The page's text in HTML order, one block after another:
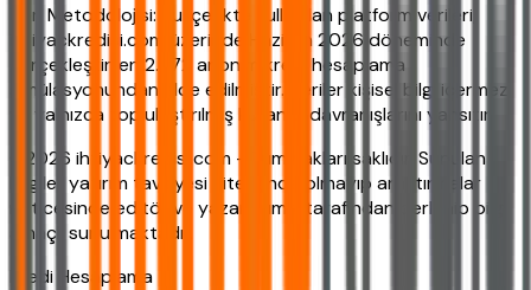
Veri Metodolojisi: Bu içerikte kullanılan platform verileri,
ihtiyackredisi.com üzerinde Haziran 2026 döneminde
gerçekleştirilen 2.872 anonim kredi hesaplama
simülasyonundan elde edilmiştir. Veriler kişisel bilgi içermez
ve yalnızca toplulaştırılmış kullanıcı davranışlarını yansıtır.
©2026 ihtiyackredisi.com - Tüm hakları saklıdır. Sunulan
bilgiler yatırım tavsiyesi niteliğinde olmayıp araştırmalar
neticesinde editör ve yazarlarımız tarafından derlenip bilgi
amaçlı sunulmaktadır.
Kredi Hesaplama